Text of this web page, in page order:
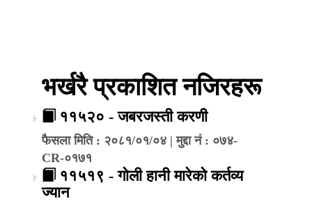
भर्खरै प्रकाशित नजिरहरू
११५२० - जबरजस्ती करणी
फैसला मिति : २०८१/०१/०४ | मुद्दा नं : ०७४-
CR-०१७१
११५१९ - गोली हानी मारेको कर्तव्य
ज्यान